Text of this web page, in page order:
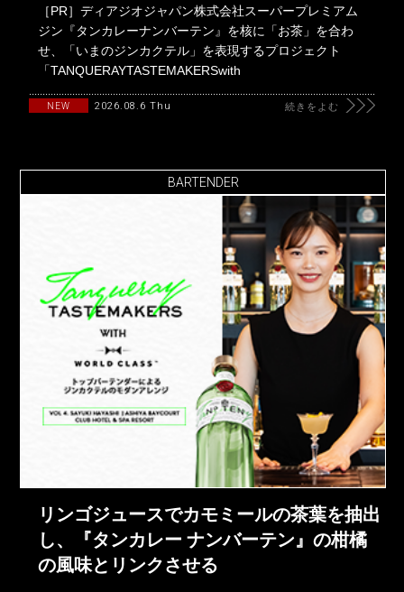
［PR］ディアジオジャパン株式会社スーパープレミアム
ジン『タンカレーナンバーテン』を核に「お茶」を合わ
せ、「いまのジンカクテル」を表現するプロジェクト
「TANQUERAYTASTEMAKERSwith
NEW 2026.08.6 Thu 続きをよむ
BARTENDER
リンゴジュースでカモミールの茶葉を抽出
し、『タンカレー ナンバーテン』の柑橘
の風味とリンクさせる